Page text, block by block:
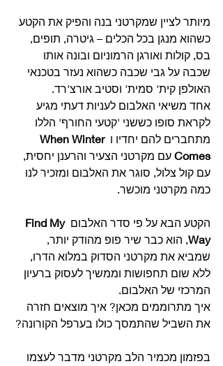
מיותר לציין שמקרטני בנה והפיק את הקטע
כשהוא מנגן בכל הכלים – גיטרה, תופים,
בס, קולות ואורגן הרמוניום ובונה אותו
שכבה על גבי שכבה כשהוא נעזר בטכנאי
האולפן קית' סמית' וסטיב אורצ'רד.
אחד משיאי האלבום לעניות דעתי מגיע
לקראת סופו כששני 'קטעי החורף' הללו
מתחברים להם יחדיו ו When Winter
Comes עם מקרטני הצעיר והרענן יחסית,
עם קול צלול, סוגר את האלבום ומזכיר לנו
כמה מקרטני מוכשר.
הקטע הבא על פי סדר האלבום Find My
Way, הוא כבר שיר פופ מהודק יותר,
שמביא את מקרטני הסדוק במלוא הדרו,
ללא שום תחפושות וממשיך לעסוק ברעיון
המרכזי של האלבום.
איך מתרוממים מכאן? איך מוצאים חזרה
את השביל שהתמסך כולו בערפל הקורונה?
בפזמון מכמיר הלב מקרטני מדבר לעצמו